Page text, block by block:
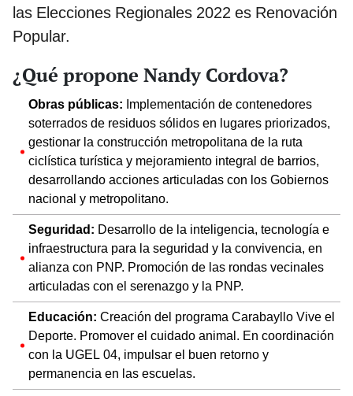
las Elecciones Regionales 2022 es Renovación
Popular.
¿Qué propone Nandy Cordova?
Obras públicas: Implementación de contenedores
soterrados de residuos sólidos en lugares priorizados,
gestionar la construcción metropolitana de la ruta
ciclística turística y mejoramiento integral de barrios,
desarrollando acciones articuladas con los Gobiernos
nacional y metropolitano.
Seguridad: Desarrollo de la inteligencia, tecnología e
infraestructura para la seguridad y la convivencia, en
alianza con PNP. Promoción de las rondas vecinales
articuladas con el serenazgo y la PNP.
Educación: Creación del programa Carabayllo Vive el
Deporte. Promover el cuidado animal. En coordinación
con la UGEL 04, impulsar el buen retorno y
permanencia en las escuelas.